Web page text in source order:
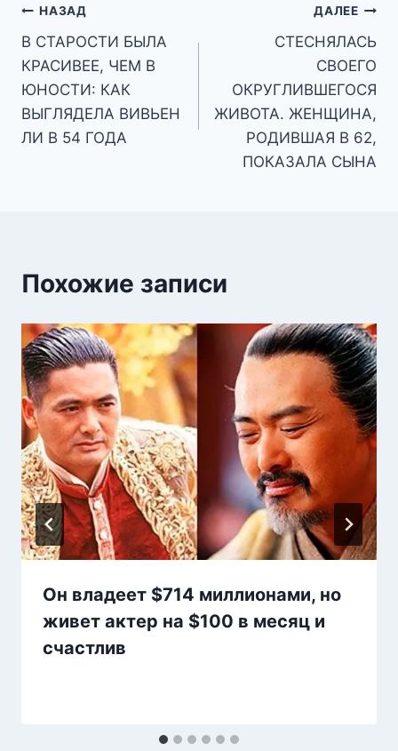
Навигация
по
записям
НАЗАД
В СТАРОСТИ БЫЛА
КРАСИВЕЕ, ЧЕМ В
ЮНОСТИ: КАК
ВЫГЛЯДЕЛА ВИВЬЕН
ЛИ В 54 ГОДА
ДАЛЕЕ
СТЕСНЯЛАСЬ
СВОЕГО
ОКРУГЛИВШЕГОСЯ
ЖИВОТА. ЖЕНЩИНА,
РОДИВШАЯ В 62,
ПОКАЗАЛА СЫНА
Похожие записи
Он владеет $714 миллионами, но
живет актер на $100 в месяц и
счастлив